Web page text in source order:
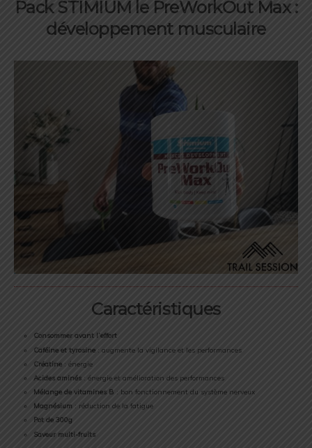
Pack STIMIUM le PreWorkOut Max :
développement musculaire
Caractéristiques
Consommer avant l’effort
Caféine et tyrosine : augmente la vigilance et les performances
Créatine : énergie
Acides aminés : énergie et amélioration des performances
Mélange de vitamines B : bon fonctionnement du système nerveux
Magnésium : réduction de la fatigue
Pot de 300g
Saveur multi-fruits